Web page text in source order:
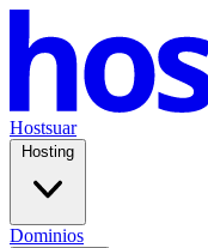
Hostsuar
Hosting
Dominios